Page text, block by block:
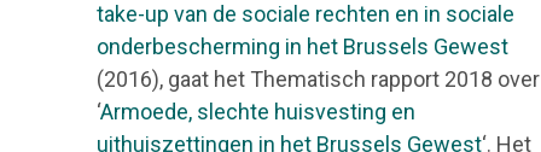
take-up van de sociale rechten en in sociale
onderbescherming in het Brussels Gewest
(2016), gaat het Thematisch rapport 2018 over
‘Armoede, slechte huisvesting en
uithuiszettingen in het Brussels Gewest‘. Het